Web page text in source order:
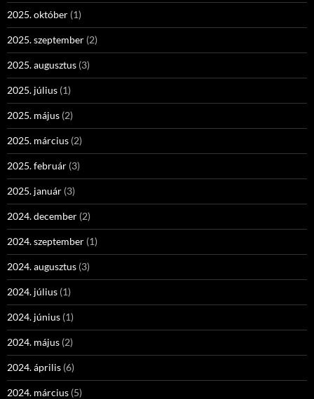
2025. október (1)
2025. szeptember (2)
2025. augusztus (3)
2025. július (1)
2025. május (2)
2025. március (2)
2025. február (3)
2025. január (3)
2024. december (2)
2024. szeptember (1)
2024. augusztus (3)
2024. július (1)
2024. június (1)
2024. május (2)
2024. április (6)
2024. március (5)